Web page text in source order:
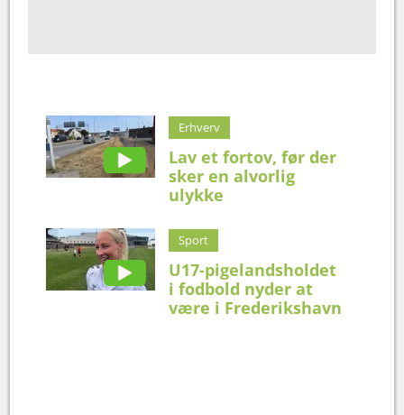
Erhverv
Lav et fortov, før der
sker en alvorlig
ulykke
Sport
U17-pigelandsholdet
i fodbold nyder at
være i Frederikshavn